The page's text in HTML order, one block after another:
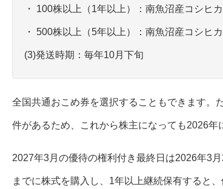
・ 100株以上（1年以上）：南魚沼産コシヒ
・ 500株以上（5年以上）：南魚沼産コシヒ
(3)発送時期：毎年10月下旬
全国共通おこめ券を選択することもできます。
件があるため、これから株主になっても2026年
2027年3月の優待の権利付き最終日は2026年3
までに株式を購入し、1年以上継続保有すると、